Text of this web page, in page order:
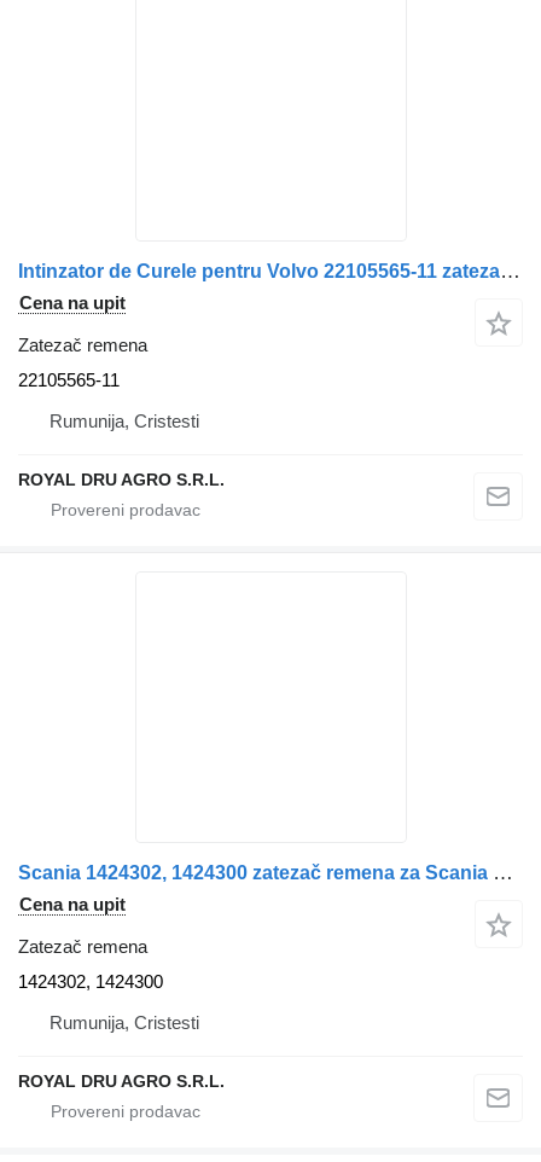
Intinzator de Curele pentru Volvo 22105565-11 zatezač remena za kamiona
Cena na upit
Zatezač remena
22105565-11
Rumunija, Cristesti
ROYAL DRU AGRO S.R.L.
Scania 1424302, 1424300 zatezač remena za Scania kamiona
Cena na upit
Zatezač remena
1424302, 1424300
Rumunija, Cristesti
ROYAL DRU AGRO S.R.L.